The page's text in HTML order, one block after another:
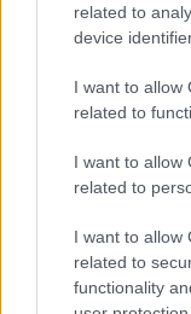
related to
device
I want to allow
related to
I want to allow
related to
I want to allow
related to
functionality
Τα παιδιά που
βοηθήματος